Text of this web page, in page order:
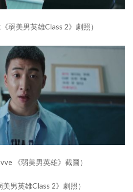
弱美男英雄Class 2》劇照）
《弱美男英雄》截圖）
男英雄Class 2》劇照）